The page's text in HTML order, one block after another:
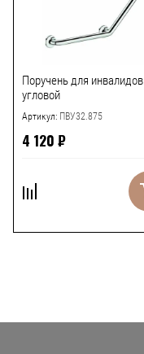
Поручень для инвалидов
угловой
Артикул: ПВУ32.875
4 120 ₽